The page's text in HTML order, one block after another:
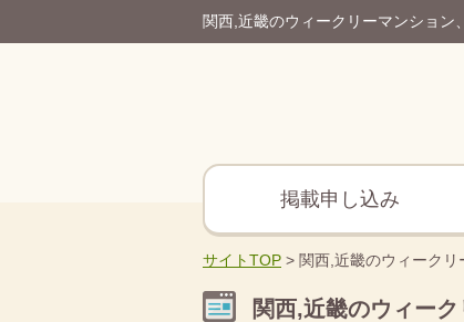
関西,近畿のウィークリーマンション
掲載申し込み
サイトTOP > 関西,近畿のウィーク
関西,近畿のウィー